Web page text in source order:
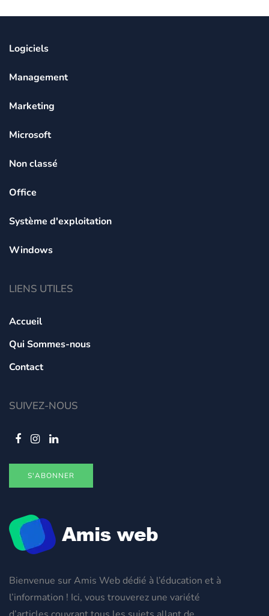
Bienvenue sur Amis Web dédié à l’éducation et à
l’information ! Ici, vous trouverez une variété
Logiciels
Management
Marketing
Microsoft
Non classé
Office
Système d'exploitation
Windows
LIENS UTILES
Accueil
Qui Sommes-nous
Contact
SUIVEZ-NOUS
S'ABONNER